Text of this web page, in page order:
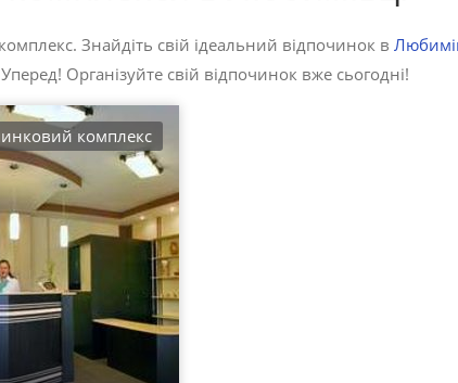
Знайдіть свій ідеальний відпочинок в
Організуйте свій відпочинок вже сьогодні!
комплекс